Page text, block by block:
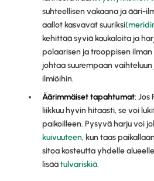
suhteellisen vakaana ja ääri-
aallot kasvavat suuriksi
kehittää syviä kaukaloita ja
polaarisen ja trooppisen
johtaa suurempaan
ilmiöihin.
Äärimmäiset tapahtumat: Jos
liikkuu hyvin hitaasti, se voi
paikoilleen. Pysyvä harju voi
kuivuuteen, kun taas
sitoa kosteutta yhdelle
lisäätulvariskiä.